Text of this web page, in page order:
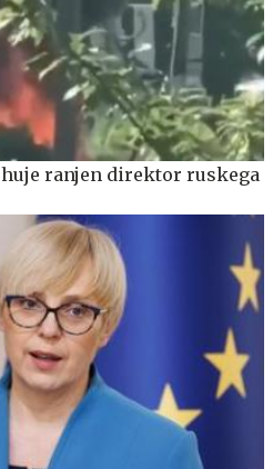
ranjen direktor ruskega